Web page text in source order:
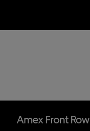
Amex Front Row